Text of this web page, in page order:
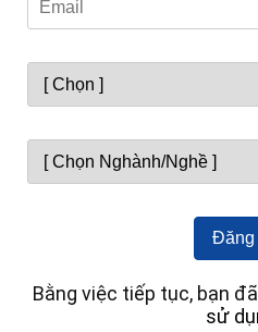
Bằng việc tiếp tục, bạn
sử